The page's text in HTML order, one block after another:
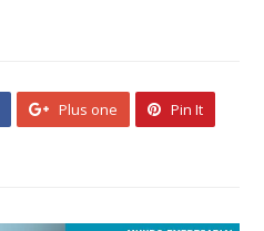
Plus one Pin It